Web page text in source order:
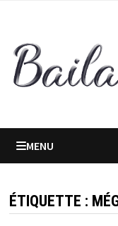
contenu
MENU
ÉTIQUETTE :